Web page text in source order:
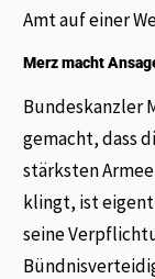
Amt auf einer
Merz macht
Bundeskanzler
gemacht, dass
stärksten
klingt, ist
seine